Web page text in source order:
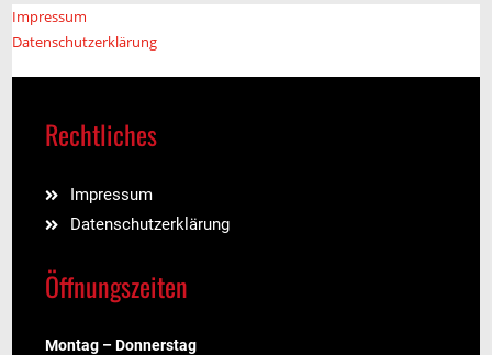
Impressum
Datenschutzerklärung
Rechtliches
Impressum
Datenschutzerklärung
Öffnungszeiten
Montag – Donnerstag